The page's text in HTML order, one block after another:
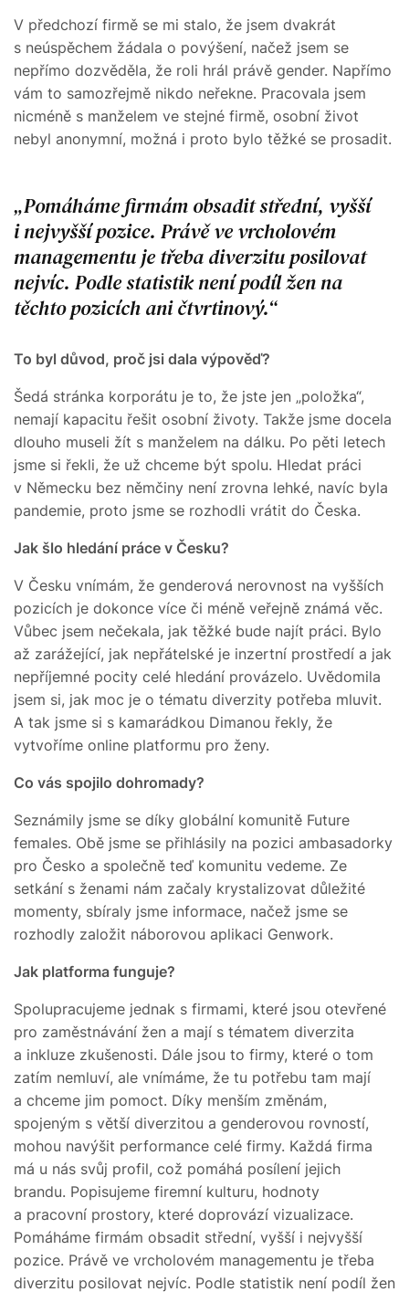
V předchozí firmě se mi stalo, že jsem dvakrát
s neúspěchem žádala o povýšení, načež jsem se
nepřímo dozvěděla, že roli hrál právě gender. Napřímo
vám to samozřejmě nikdo neřekne. Pracovala jsem
nicméně s manželem ve stejné firmě, osobní život
nebyl anonymní, možná i proto bylo těžké se prosadit.
Pomáháme firmám obsadit střední, vyšší
i nejvyšší pozice. Právě ve vrcholovém
managementu je třeba diverzitu posilovat
nejvíc. Podle statistik není podíl žen na
těchto pozicích ani čtvrtinový.
To byl důvod, proč jsi dala výpověď?
Šedá stránka korporátu je to, že jste jen „položka“,
nemají kapacitu řešit osobní životy. Takže jsme docela
dlouho museli žít s manželem na dálku. Po pěti letech
jsme si řekli, že už chceme být spolu. Hledat práci
v Německu bez němčiny není zrovna lehké, navíc byla
pandemie, proto jsme se rozhodli vrátit do Česka.
Jak šlo hledání práce v Česku?
V Česku vnímám, že genderová nerovnost na vyšších
pozicích je dokonce více či méně veřejně známá věc.
Vůbec jsem nečekala, jak těžké bude najít práci. Bylo
až zarážející, jak nepřátelské je inzertní prostředí a jak
nepříjemné pocity celé hledání provázelo. Uvědomila
jsem si, jak moc je o tématu diverzity potřeba mluvit.
A tak jsme si s kamarádkou Dimanou řekly, že
vytvoříme online platformu pro ženy.
Co vás spojilo dohromady?
Seznámily jsme se díky globální komunitě Future
females. Obě jsme se přihlásily na pozici ambasadorky
pro Česko a společně teď komunitu vedeme. Ze
setkání s ženami nám začaly krystalizovat důležité
momenty, sbíraly jsme informace, načež jsme se
rozhodly založit náborovou aplikaci Genwork.
Jak platforma funguje?
Spolupracujeme jednak s firmami, které jsou otevřené
pro zaměstnávání žen a mají s tématem diverzita
a inkluze zkušenosti. Dále jsou to firmy, které o tom
zatím nemluví, ale vnímáme, že tu potřebu tam mají
a chceme jim pomoct. Díky menším změnám,
spojeným s větší diverzitou a genderovou rovností,
mohou navýšit performance celé firmy. Každá firma
má u nás svůj profil, což pomáhá posílení jejich
brandu. Popisujeme firemní kulturu, hodnoty
a pracovní prostory, které doprovází vizualizace.
Pomáháme firmám obsadit střední, vyšší i nejvyšší
pozice. Právě ve vrcholovém managementu je třeba
diverzitu posilovat nejvíc. Podle statistik není podíl žen